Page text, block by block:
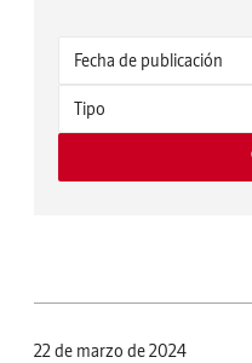
22 de marzo de 2024